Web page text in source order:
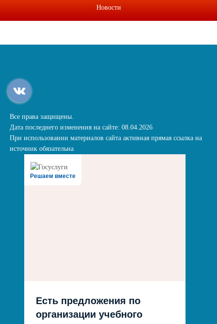
Новости
Все права защищены.
Дата последнего изменения на сайте: 08.04.2026
При использовании материалов сайта активная прямая ссылка на
источник обязательна
Решаем вместе
Есть предложения по
организации учебного